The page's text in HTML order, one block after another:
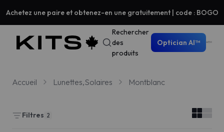
Achetez une paire et obtenez-en une gratuitement | code : BOGO
Rechercher
des
produits
Optician AI™
Accueil Lunettes,Solaires Montblanc
Filtres 2